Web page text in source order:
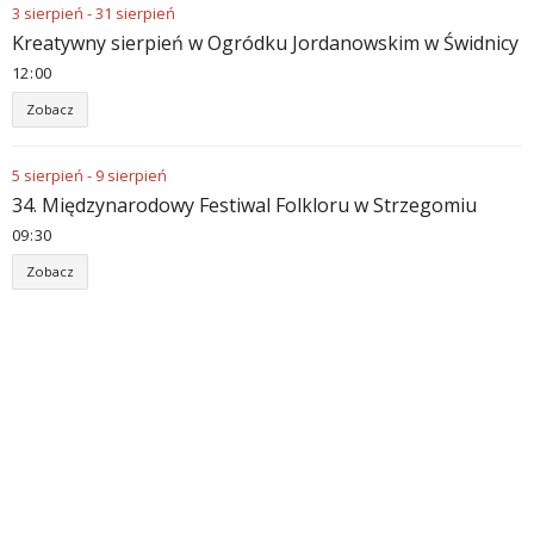
3 sierpień -31 sierpień
Kreatywny sierpień w Ogródku Jordanowskim w Świdnicy
12:00
Zobacz
5 sierpień - 9 sierpień
34. Międzynarodowy Festiwal Folkloru w Strzegomiu
09:30
Zobacz